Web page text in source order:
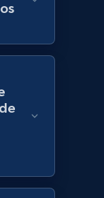
ahora
by
Final